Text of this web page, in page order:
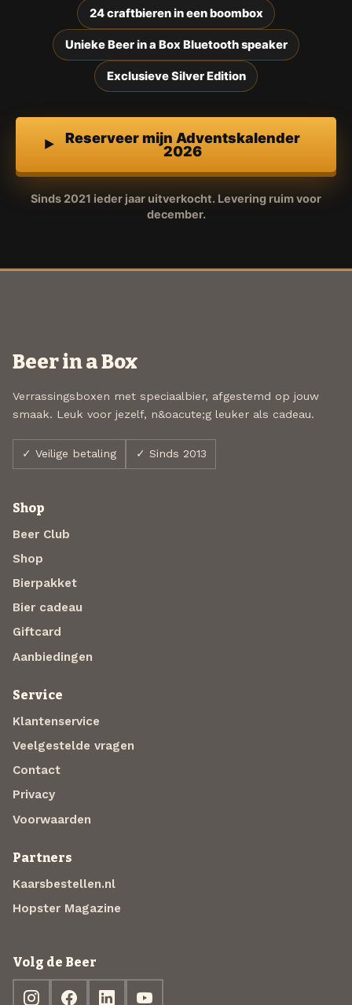
24 craftbieren in een boombox
Unieke Beer in a Box Bluetooth speaker
Exclusieve Silver Edition
Reserveer mijn Adventskalender
2026
Sinds 2021 ieder jaar uitverkocht. Levering ruim voor
december.
Beer in a Box
Verrassingsboxen met speciaalbier, afgestemd op jouw
smaak. Leuk voor jezelf, n&oacute;g leuker als cadeau.
✓ Veilige betaling ✓ Sinds 2013
Shop
Beer Club
Shop
Bierpakket
Bier cadeau
Giftcard
Aanbiedingen
Service
Klantenservice
Veelgestelde vragen
Contact
Privacy
Voorwaarden
Partners
Kaarsbestellen.nl
Hopster Magazine
Volg de Beer